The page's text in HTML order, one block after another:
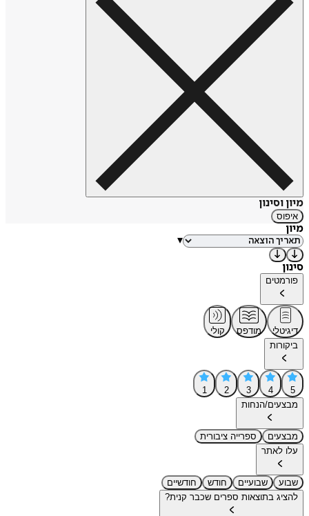
מיון וסינון
איפוס
מיון
▾
סינון
פורמטים
דיגיטלי מודפס
קולי
ביקורות
5
4
3
2
1
מבצעים/הנחות
מבצעים
ספרייה ציבורית
עלו לאתר
שבוע שבועיים חודש
חודשיים
להציג בתוצאות ספרים שכבר קנית?